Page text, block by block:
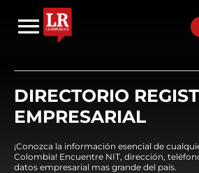
DIRECTORIO
EMPRESARIAL
¡Conozca la información esencial de
Colombia! Encuentre NIT, dirección,
datos empresarial mas grande del país.